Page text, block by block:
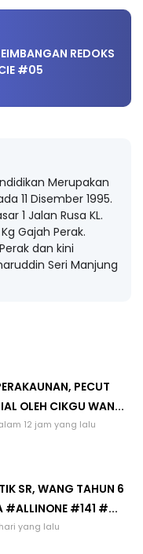
REDOKS
#05
Merupakan
11 Disember 1995.
1 Jalan Rusa KL.
Gajah Perak.
dan kini
Seri Manjung
PECUT
OLEH CIKGU WAN...
12 jam yang lalu
SR, WANG TAHUN 6
#ALLINONE #141 #...
yang lalu